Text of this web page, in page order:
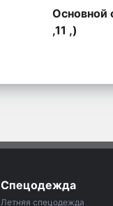
Основной
,11 ,)
Спецодежда
Летняя спецодежда